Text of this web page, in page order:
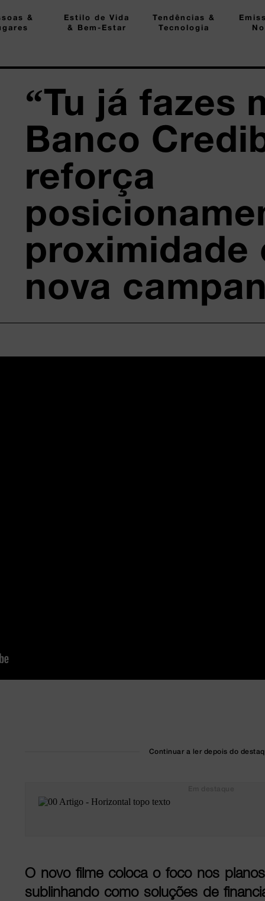
&
Estilo de Vida
& Bem-Estar
Tendências &
Tecnologia
“Tu já fazes
Banco
reforça
proximidade
nova
Continuar a ler depois do
O novo filme coloca o foco nos
sublinhando como soluções de